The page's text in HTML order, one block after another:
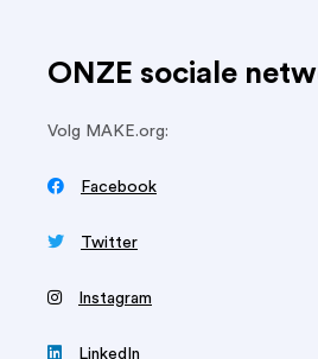
ONZE sociale
Volg MAKE.org:
 Facebook
 Twitter
‍ Instagram
 LinkedIn